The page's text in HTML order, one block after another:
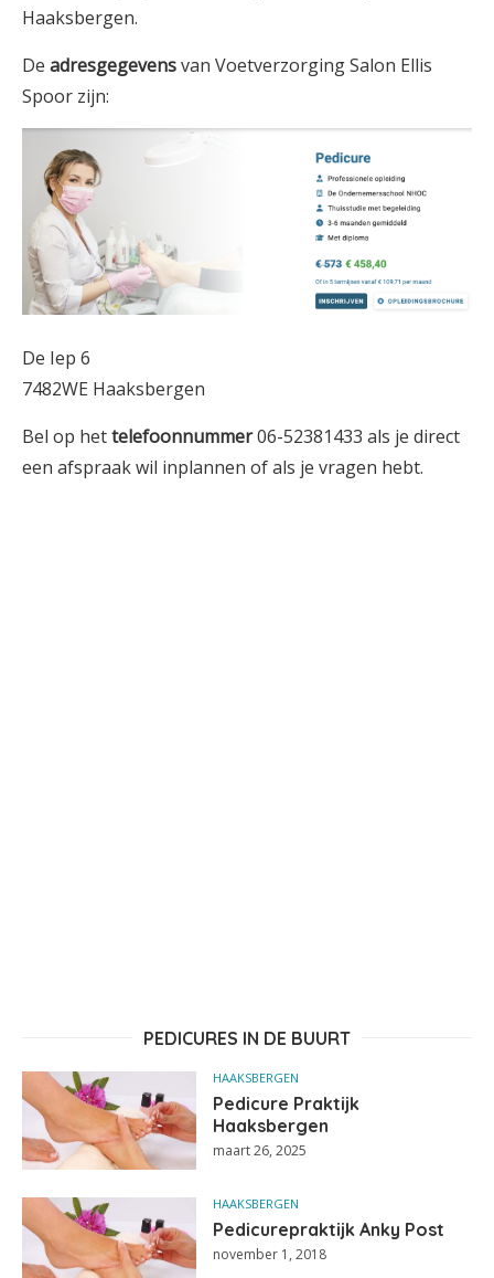
Haaksbergen.
De adresgegevensvan Voetverzorging Salon Ellis
Spoor zijn:
De Iep 6
7482WE Haaksbergen
Bel op hettelefoonnummer06-52381433 als je direct
een afspraak wil inplannen of als je vragen hebt.
PEDICURES IN DE BUURT
HAAKSBERGEN
Pedicure Praktijk
Haaksbergen
maart 26, 2025
HAAKSBERGEN
Pedicurepraktijk Anky Post
november 1, 2018